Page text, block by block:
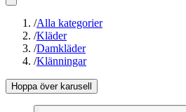
/Alla kategorier
/Kläder
/Damkläder
/Klänningar
Hoppa över karusell